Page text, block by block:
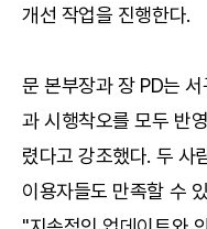
개선 작업을 진행한다.
문 본부장과 장 PD는
과 시행착오를 모두 반
렸다고 강조했다. 두 사
이용자들도 만족할 수